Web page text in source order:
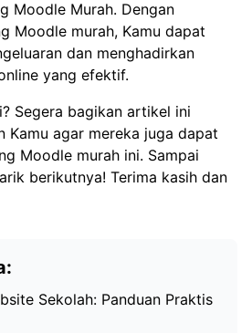
Moodle Murah. Dengan
Moodle murah, Kamu dapat
dan menghadirkan
yang efektif.
Segera bagikan artikel ini
Kamu agar mereka juga dapat
Moodle murah ini. Sampai
berikutnya! Terima kasih dan
Sekolah: Panduan Praktis